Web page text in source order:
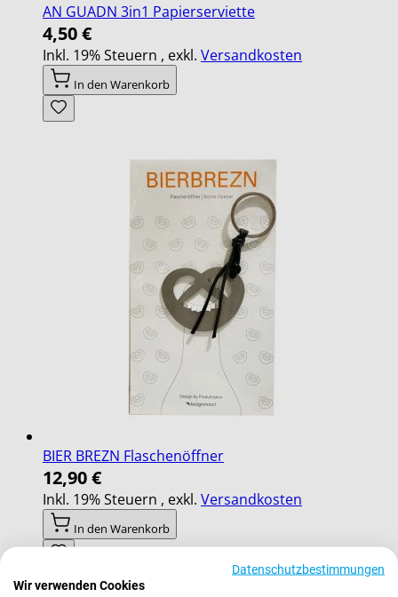
AN GUADN 3in1 Papierserviette
4,50 €
Inkl. 19% Steuern , exkl. Versandkosten
In den Warenkorb
BIER BREZN Flaschenöffner
12,90 €
Inkl. 19% Steuern , exkl. Versandkosten
In den Warenkorb
Datenschutzbestimmungen
Wir verwenden Cookies